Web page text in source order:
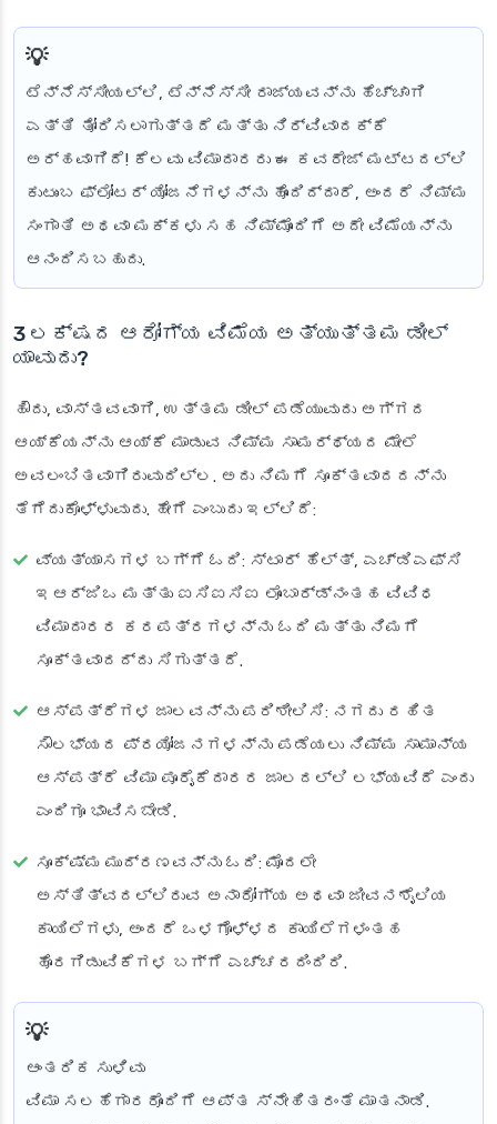
ಟೆನ್ನೆಸ್ಸೀಯಲ್ಲಿ, ಟೆನ್ನೆಸ್ಸೀ ರಾಜ್ಯವನ್ನು ಹೆಚ್ಚಾಗಿ
ಎತ್ತಿ ತೋರಿಸಲಾಗುತ್ತದೆ ಮತ್ತು ನಿರ್ವಿವಾದಕ್ಕೆ
ಅರ್ಹವಾಗಿದೆ! ಕೆಲವು ವಿಮಾದಾರರು ಈ ಕವರೇಜ್ ಮಟ್ಟದಲ್ಲಿ
ಕುಟುಂಬ ಫ್ಲೋಟರ್ ಯೋಜನೆಗಳನ್ನು ಹೊಂದಿದ್ದಾರೆ, ಅಂದರೆ ನಿಮ್ಮ
ಸಂಗಾತಿ ಅಥವಾ ಮಕ್ಕಳು ಸಹ ನಿಮ್ಮೊಂದಿಗೆ ಅದೇ ವಿಮೆಯನ್ನು
ಆನಂದಿಸಬಹುದು.
3 ಲಕ್ಷದ ಆರೋಗ್ಯ ವಿಮೆಯ ಅತ್ಯುತ್ತಮ ಡೀಲ್
ಯಾವುದು?
ಹೌದು, ವಾಸ್ತವವಾಗಿ, ಉತ್ತಮ ಡೀಲ್ ಪಡೆಯುವುದು ಅಗ್ಗದ
ಆಯ್ಕೆಯನ್ನು ಆಯ್ಕೆ ಮಾಡುವ ನಿಮ್ಮ ಸಾಮರ್ಥ್ಯದ ಮೇಲೆ
ಅವಲಂಬಿತವಾಗಿರುವುದಿಲ್ಲ. ಅದು ನಿಮಗೆ ಸೂಕ್ತವಾದದನ್ನು
ತೆಗೆದುಕೊಳ್ಳುವುದು. ಹೇಗೆ ಎಂಬುದು ಇಲ್ಲಿದೆ:
ವ್ಯತ್ಯಾಸಗಳ ಬಗ್ಗೆ ಓದಿ: ಸ್ಟಾರ್ ಹೆಲ್ತ್, ಎಚ್‌ಡಿಎಫ್‌ಸಿ
ಇಆರ್‌ಜಿಒ ಮತ್ತು ಐಸಿಐಸಿಐ ಲೊಂಬಾರ್ಡ್‌ನಂತಹ ವಿವಿಧ
ವಿಮಾದಾರರ ಕರಪತ್ರಗಳನ್ನು ಓದಿ ಮತ್ತು ನಿಮಗೆ
ಸೂಕ್ತವಾದದ್ದು ಸಿಗುತ್ತದೆ.
ಆಸ್ಪತ್ರೆಗಳ ಜಾಲವನ್ನು ಪರಿಶೀಲಿಸಿ: ನಗದು ರಹಿತ
ಸೌಲಭ್ಯದ ಪ್ರಯೋಜನಗಳನ್ನು ಪಡೆಯಲು ನಿಮ್ಮ ಸಾಮಾನ್ಯ
ಆಸ್ಪತ್ರೆ ವಿಮಾ ಪೂರೈಕೆದಾರರ ಜಾಲದಲ್ಲಿ ಲಭ್ಯವಿದೆ ಎಂದು
ಎಂದಿಗೂ ಭಾವಿಸಬೇಡಿ.
ಸೂಕ್ಷ್ಮ ಮುದ್ರಣವನ್ನು ಓದಿ: ಮೊದಲೇ
ಅಸ್ತಿತ್ವದಲ್ಲಿರುವ ಅನಾರೋಗ್ಯ ಅಥವಾ ಜೀವನಶೈಲಿಯ
ಕಾಯಿಲೆಗಳು, ಅಂದರೆ ಒಳಗೊಳ್ಳದ ಕಾಯಿಲೆಗಳಂತಹ
ಹೊರಗಿಡುವಿಕೆಗಳ ಬಗ್ಗೆ ಎಚ್ಚರದಿಂದಿರಿ.
ಆಂತರಿಕ ಸುಳಿವು
ವಿಮಾ ಸಲಹೆಗಾರರೊಂದಿಗೆ ಆಪ್ತ ಸ್ನೇಹಿತರಂತೆ ಮಾತನಾಡಿ.